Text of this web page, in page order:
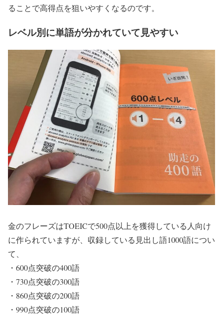
ることで高得点を狙いやすくなるのです。
レベル別に単語が分かれていて見やすい
金のフレーズはTOEICで500点以上を獲得している人向け
に作られていますが、収録している見出し語1000語につい
て、
・600点突破の400語
・730点突破の300語
・860点突破の200語
・990点突破の100語